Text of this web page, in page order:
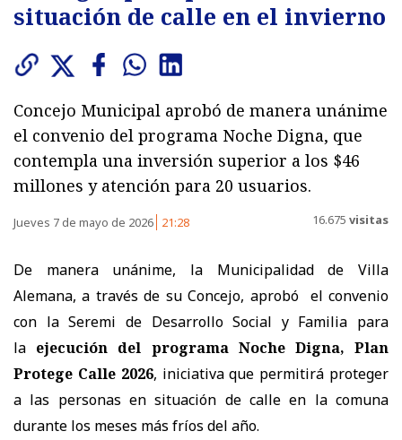
situación de calle en el invierno
Concejo Municipal aprobó de manera unánime
el convenio del programa Noche Digna, que
contempla una inversión superior a los $46
millones y atención para 20 usuarios.
Jueves 7 de mayo de 2026 21:28 16.675 visitas
De manera unánime, la Municipalidad de Villa
Alemana, a través de su Concejo, aprobó el convenio
con la Seremi de Desarrollo Social y Familia para
la ejecución del programa Noche Digna, Plan
Protege Calle 2026, iniciativa que permitirá proteger
a las personas en situación de calle en la comuna
durante los meses más fríos del año.